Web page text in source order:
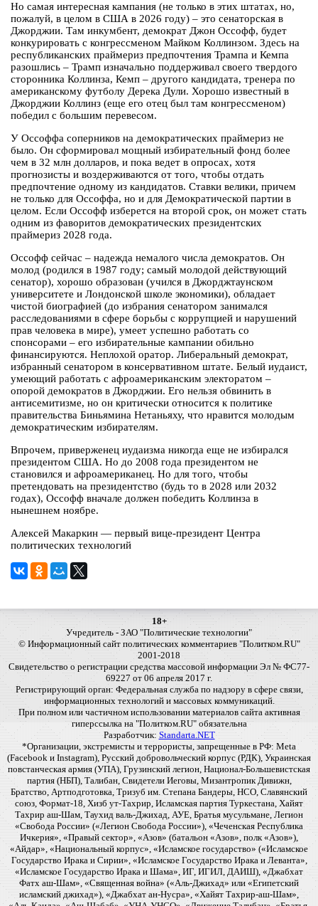
Но самая интересная кампания (не только в этих штатах, но,
пожалуй, в целом в США в 2026 году) – это сенаторская в
Джорджии. Там инкумбент, демократ Джон Оссофф, будет
конкурировать с конгрессменом Майком Коллинзом. Здесь на
республиканских праймериз предпочтения Трампа и Кемпа
разошлись – Трамп изначально поддерживал своего твердого
сторонника Коллинза, Кемп – другого кандидата, тренера по
американскому футболу Дерека Дули. Хорошо известный в
Джорджии Коллинз (еще его отец был там конгрессменом)
победил с большим перевесом.
У Оссоффа соперников на демократических праймериз не
было. Он сформировал мощный избирательный фонд более
чем в 32 млн долларов, и пока ведет в опросах, хотя
прогнозисты и воздерживаются от того, чтобы отдать
предпочтение одному из кандидатов. Ставки велики, причем
не только для Оссоффа, но и для Демократической партии в
целом. Если Оссофф изберется на второй срок, он может стать
одним из фаворитов демократических президентских
праймериз 2028 года.
Оссофф сейчас – надежда немалого числа демократов. Он
молод (родился в 1987 году; самый молодой действующий
сенатор), хорошо образован (учился в Джорджтаунском
университете и Лондонской школе экономики), обладает
чистой биографией (до избрания сенатором занимался
расследованиями в сфере борьбы с коррупцией и нарушений
прав человека в мире), умеет успешно работать со
спонсорами – его избирательные кампании обильно
финансируются. Неплохой оратор. Либеральный демократ,
избранный сенатором в консервативном штате. Белый иудаист,
умеющий работать с афроамериканским электоратом –
опорой демократов в Джорджии. Его нельзя обвинить в
антисемитизме, но он критически относится к политике
правительства Биньямина Нетаньяху, что нравится молодым
демократическим избирателям.
Впрочем, приверженец иудаизма никогда еще не избирался
президентом США. Но до 2008 года президентом не
становился и афроамериканец. Но для того, чтобы
претендовать на президентство (будь то в 2028 или 2032
годах), Оссофф вначале должен победить Коллинза в
нынешнем ноябре.
Алексей Макаркин — первый вице-президент Центра
политических технологий
18+
Учредитель - ЗАО "Политические технологии"
© Информационный сайт политических комментариев "Политком.RU"
2001-2018
Свидетельство о регистрации средства массовой информации Эл № ФС77-
69227 от 06 апреля 2017 г.
Регистрирующий орган: Федеральная служба по надзору в сфере связи,
информационных технологий и массовых коммуникаций.
При полном или частичном использовании материалов сайта активная
гиперссылка на "Политком.RU" обязательна
Разработчик: Standarta.NET
*Организации, экстремисты и террористы, запрещенные в РФ: Meta
(Facebook и Instagram), Русский добровольческий корпус (РДК), Украинская
повстанческая армия (УПА), Грузинский легион, Национал-Большевистская
партия (НБП), Талибан, Свидетели Иеговы, Мизантропик Дивижн,
Братство, Артподготовка, Тризуб им. Степана Бандеры, НСО, Славянский
союз, Формат-18, Хизб ут-Тахрир, Исламская партия Туркестана, Хайят
Тахрир аш-Шам, Таухид валь-Джихад, АУЕ, Братья мусульмане, Легион
«Свобода России» («Легион Свобода России»), «Чеченская Республика
Ичкерия», «Правый сектор», «Азов» (батальон «Азов», полк «Азов»),
«Айдар», «Национальный корпус», «Исламское государство» («Исламское
Государство Ирака и Сирии», «Исламское Государство Ирака и Леванта»,
«Исламское Государство Ирака и Шама», ИГ, ИГИЛ, ДАИШ), «Джабхат
Фатх аш-Шам», «Священная война» («Аль-Джихад» или «Египетский
исламский джихад»), «Джабхат ан-Нусра», «Хайят Тахрир-аш-Шам»,